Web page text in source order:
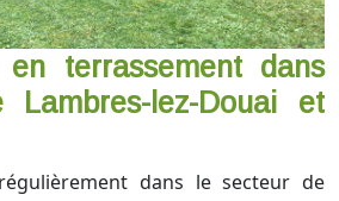
en terrassement dans
lez-Douai et
dans le secteur de